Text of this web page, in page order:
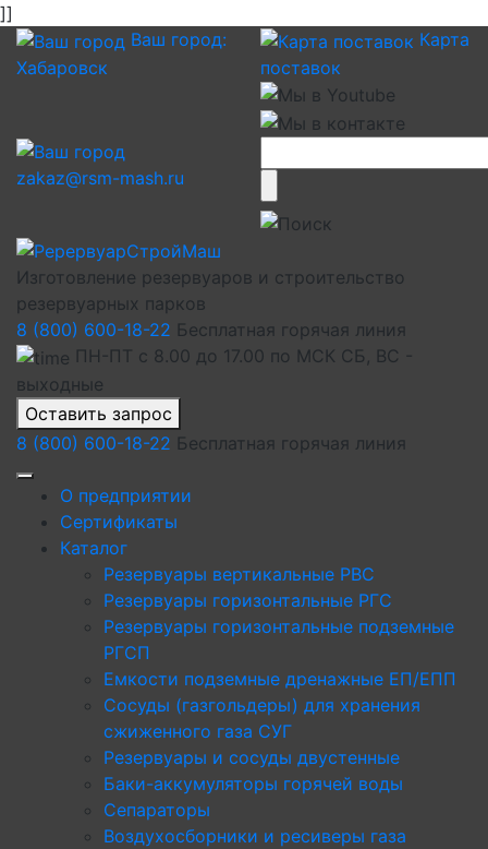
]]
Ваш город:
Хабаровск
Карта
поставок
zakaz@rsm-mash.ru
Изготовление резервуаров и строительство
резервуарных парков
8 (800) 600-18-22 Бесплатная горячая линия
ПН-ПТ с 8.00 до 17.00 по МСК СБ, ВС -
выходные
Оставить запрос
8 (800) 600-18-22 Бесплатная горячая линия
О предприятии
Сертификаты
Каталог
Резервуары вертикальные РВС
Резервуары горизонтальные РГС
Резервуары горизонтальные подземные
РГСП
Емкости подземные дренажные ЕП/ЕПП
Сосуды (газгольдеры) для хранения
сжиженного газа СУГ
Резервуары и сосуды двустенные
Баки-аккумуляторы горячей воды
Сепараторы
Воздухосборники и ресиверы газа